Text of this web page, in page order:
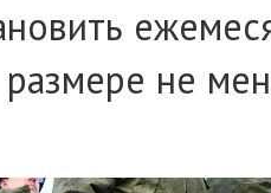
не